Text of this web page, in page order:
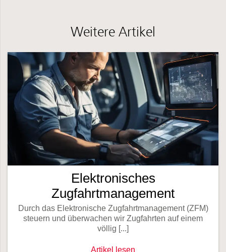
Weitere Artikel
Elektronisches
Zugfahrtmanagement
Durch das Elektronische Zugfahrtmanagement (ZFM)
steuern und überwachen wir Zugfahrten auf einem
völlig [...]
Elektronisches Zugfahrtmanagement -
Artikel lesen